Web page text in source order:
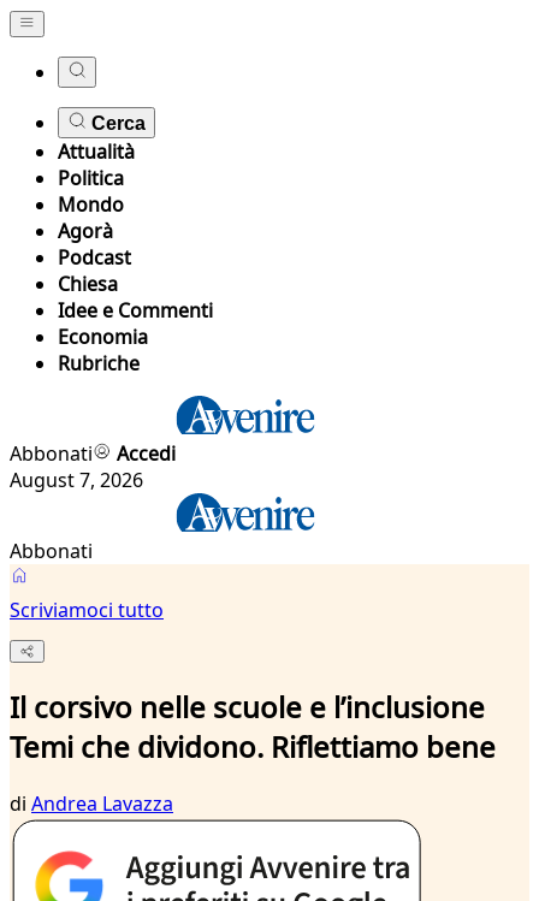
Cerca
Attualità
Politica
Mondo
Agorà
Podcast
Chiesa
Idee e Commenti
Economia
Rubriche
Abbonati
Accedi
August 7, 2026
Abbonati
Scriviamoci tutto
Il corsivo nelle scuole e l’inclusione
Temi che dividono. Riflettiamo bene
di Andrea Lavazza